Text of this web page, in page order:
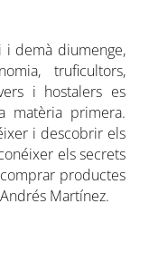
i demà diumenge,
truficultors,
i hostalers es
matèria primera.
i descobrir els
els secrets
productes
Martínez.